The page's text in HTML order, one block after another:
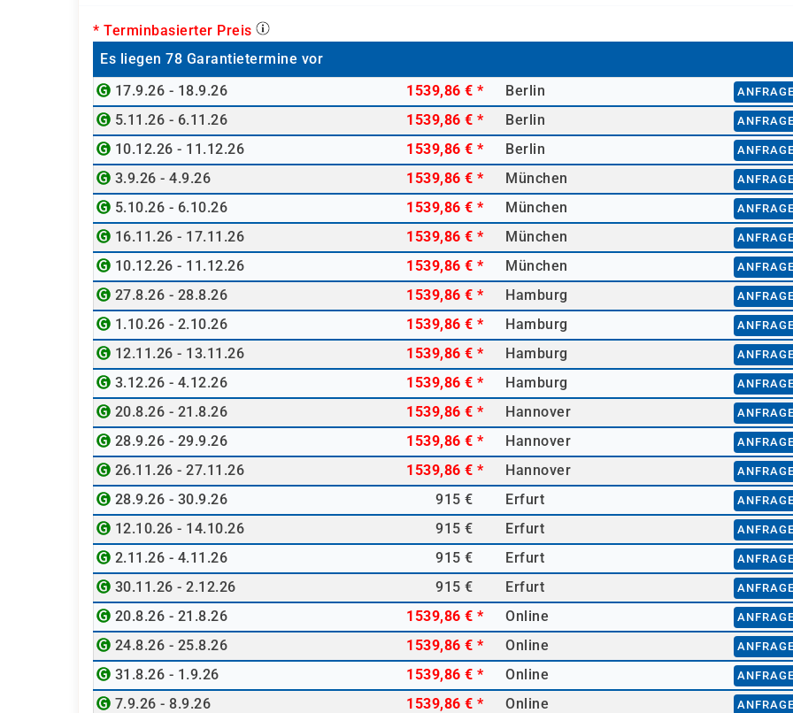
* Terminbasierter Preis
Es liegen 78 Garantietermine vor
17.9.26 - 18.9.26
1539,86 € * Berlin
5.11.26 - 6.11.26 1539,86 € * Berlin
10.12.26 - 11.12.26 1539,86 € * Berlin
3.9.26 - 4.9.26 1539,86 € * München
5.10.26 - 6.10.26 1539,86 € * München
16.11.26 - 17.11.26 1539,86 € * München
10.12.26 - 11.12.26 1539,86 € * München
27.8.26 - 28.8.26 1539,86 € * Hamburg
1.10.26 - 2.10.26 1539,86 € * Hamburg
12.11.26 - 13.11.26 1539,86 € * Hamburg
3.12.26 - 4.12.26 1539,86 € * Hamburg
20.8.26 - 21.8.26 1539,86 € * Hannover
28.9.26 - 29.9.26 1539,86 € * Hannover
26.11.26 - 27.11.26 1539,86 € * Hannover
28.9.26 - 30.9.26 915 € Erfurt
12.10.26 - 14.10.26 915 € Erfurt
2.11.26 - 4.11.26 915 € Erfurt
30.11.26 - 2.12.26 915 € Erfurt
20.8.26 - 21.8.26 1539,86 € * Online
24.8.26 - 25.8.26 1539,86 € * Online
31.8.26 - 1.9.26 1539,86 € * Online
7.9.26 - 8.9.26 1539,86 € * Online